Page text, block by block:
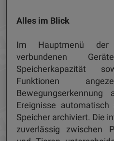
Alles im Blick
Im Hauptmenü
verbundenen
Speicherkapazität
Funktionen
Ereignisse
Speicher archiviert. Die
zuverlässig zwischen